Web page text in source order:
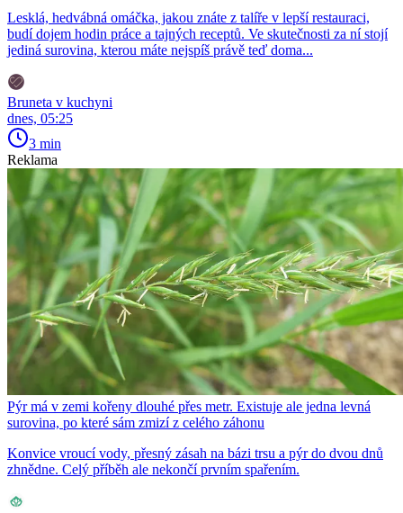
Lesklá, hedvábná omáčka, jakou znáte z talíře v lepší restauraci,
budí dojem hodin práce a tajných receptů. Ve skutečnosti za ní stojí
jediná surovina, kterou máte nejspíš právě teď doma...
Bruneta v kuchyni
dnes, 05:25
3 min
Reklama
Pýr má v zemi kořeny dlouhé přes metr. Existuje ale jedna levná
surovina, po které sám zmizí z celého záhonu
Konvice vroucí vody, přesný zásah na bázi trsu a pýr do dvou dnů
zhnědne. Celý příběh ale nekončí prvním spařením.